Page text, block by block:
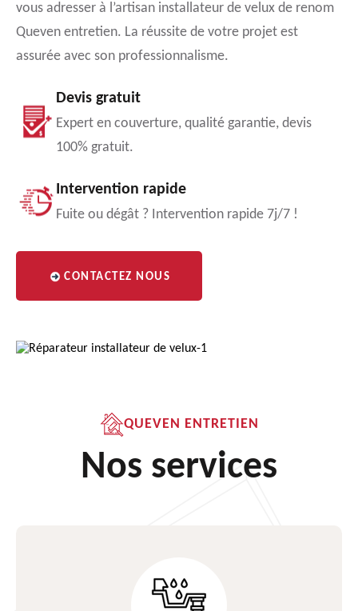
vous adresser à l’artisan installateur de velux de renom
Queven entretien. La réussite de votre projet est
assurée avec son professionnalisme.
Devis gratuit
Expert en couverture, qualité garantie, devis
100% gratuit.
Intervention rapide
Fuite ou dégât ? Intervention rapide 7j/7 !
CONTACTEZ NOUS
QUEVEN ENTRETIEN
Nos services